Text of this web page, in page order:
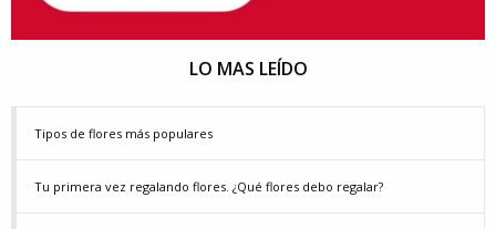
LO MAS LEÍDO
Tipos de flores más populares
Tu primera vez regalando flores. ¿Qué flores debo regalar?